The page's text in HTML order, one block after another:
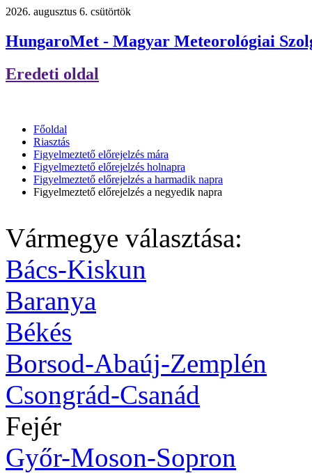
2026. augusztus 6. csütörtök
HungaroMet - Magyar Meteorológiai
Eredeti oldal
Főoldal
Riasztás
Figyelmeztető előrejelzés mára
Figyelmeztető előrejelzés holnapra
Figyelmeztető előrejelzés a harmadik napra
Figyelmeztető előrejelzés a negyedik napra
Vármegye választása:
Bács-Kiskun
Baranya
Békés
Borsod-Abaúj-Zemplén
Csongrád-Csanád
Fejér
Győr-Moson-Sopron